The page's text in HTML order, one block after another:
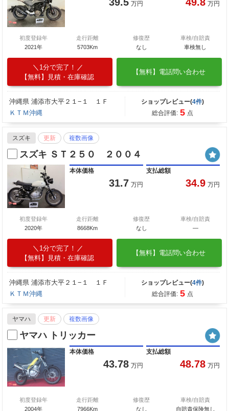
万円 万円
初度登録年
2021年
走行距離
5703Km
修復歴
なし
車検/自賠責
車検無し
1分で完了！
【無料】見積・在庫確認
【無料】電話問い合わせ
沖縄県 浦添市大平２１−１ １Ｆ
ＫＴＭ沖縄
ショップレビュー(4件)
総合評価: 5 点
スズキ 更新 複数画像
スズキ ＳＴ２５０ ２００４
本体価格
31.7 万円
支払総額
34.9 万円
初度登録年
2020年
走行距離
8668Km
修復歴
なし
車検/自賠責
―
1分で完了！
【無料】見積・在庫確認
【無料】電話問い合わせ
沖縄県 浦添市大平２１−１ １Ｆ
ＫＴＭ沖縄
ショップレビュー(4件)
総合評価: 5 点
ヤマハ 更新 複数画像
ヤマハ トリッカー
本体価格
43.78 万円
支払総額
48.78 万円
初度登録年
2004年
走行距離
7966Km
修復歴
なし
車検/自賠責
自賠責保険無し